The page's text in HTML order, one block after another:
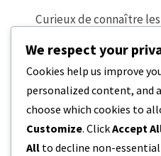
Curieux de connaître
fibromyalgie ? Le CBD
3 MINUTES DE LECTURE
We respect your
Cookies help us improve
personalized content, and
choose which cookies to
Customize. ClickAccept
All to decline non-essential